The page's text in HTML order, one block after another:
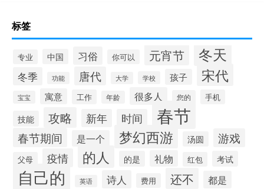
标签
专业 中国 习俗 你可以 元宵节 冬天
冬季 功能 唐代 大学 学校 孩子 宋代
宝宝 寓意 工作 年龄 很多人 您的 手机
技能 攻略 新年 时间 春节
春节期间 是一个 梦幻西游 汤圆 游戏
父母 疫情 的人 的是 礼物 红包 考试
自己的 英语 诗人 费用 还不 都是